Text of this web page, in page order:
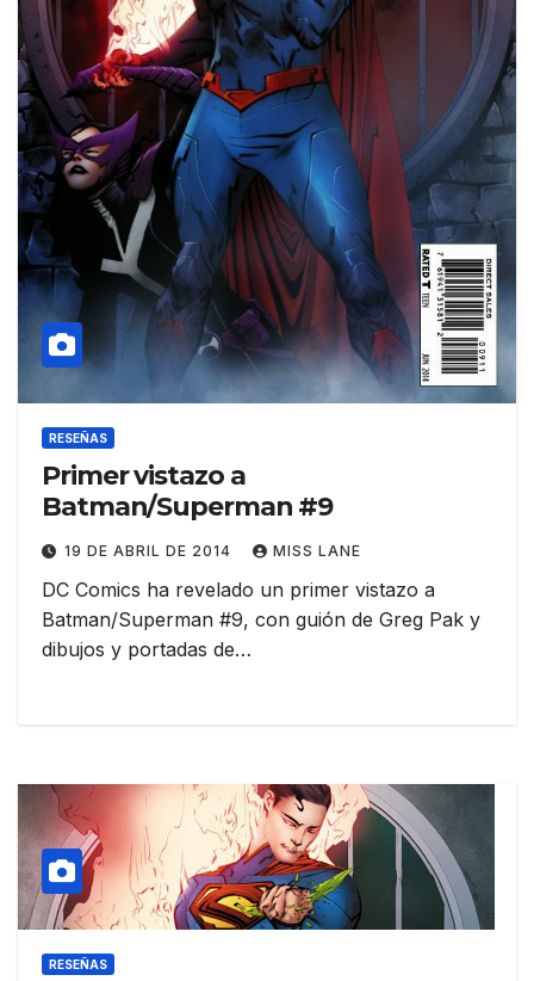
RESEÑAS
Primer vistazo a
Batman/Superman #9
19 DE ABRIL DE 2014 MISS LANE
DC Comics ha revelado un primer vistazo a
Batman/Superman #9, con guión de Greg Pak y
dibujos y portadas de…
RESEÑAS